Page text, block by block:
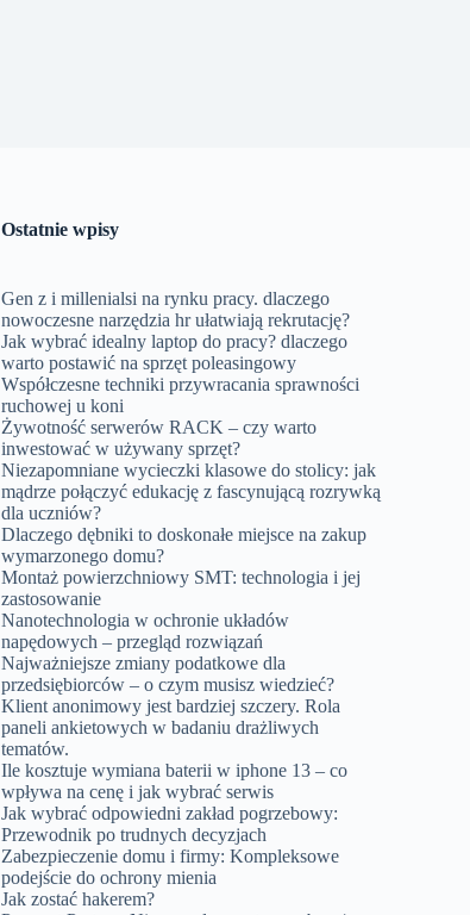
Ostatnie wpisy
Gen z i millenialsi na rynku pracy. dlaczego
nowoczesne narzędzia hr ułatwiają rekrutację?
Jak wybrać idealny laptop do pracy? dlaczego
warto postawić na sprzęt poleasingowy
Współczesne techniki przywracania sprawności
ruchowej u koni
Żywotność serwerów RACK – czy warto
inwestować w używany sprzęt?
Niezapomniane wycieczki klasowe do stolicy: jak
mądrze połączyć edukację z fascynującą rozrywką
dla uczniów?
Dlaczego dębniki to doskonałe miejsce na zakup
wymarzonego domu?
Montaż powierzchniowy SMT: technologia i jej
zastosowanie
Nanotechnologia w ochronie układów
napędowych – przegląd rozwiązań
Najważniejsze zmiany podatkowe dla
przedsiębiorców – o czym musisz wiedzieć?
Klient anonimowy jest bardziej szczery. Rola
paneli ankietowych w badaniu drażliwych
tematów.
Ile kosztuje wymiana baterii w iphone 13 – co
wpływa na cenę i jak wybrać serwis
Jak wybrać odpowiedni zakład pogrzebowy:
Przewodnik po trudnych decyzjach
Zabezpieczenie domu i firmy: Kompleksowe
podejście do ochrony mienia
Jak zostać hakerem?